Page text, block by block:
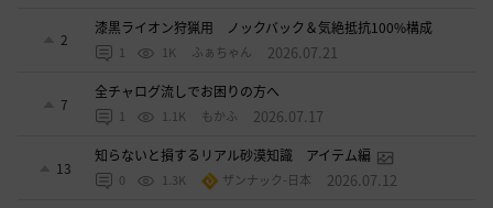
2
漆黒ライオン狩猟用 ノックバック＆気絶抵抗100%構成
1 1K ふぁちゃん 2026.07.21
7
全チャログ流しでお困りの方へ
1 1.1K もかふ 2026.07.17
13
知らないと損するリアル砂漠知識 アイテム編
0 1.3K ザンナック-日本 2026.07.12